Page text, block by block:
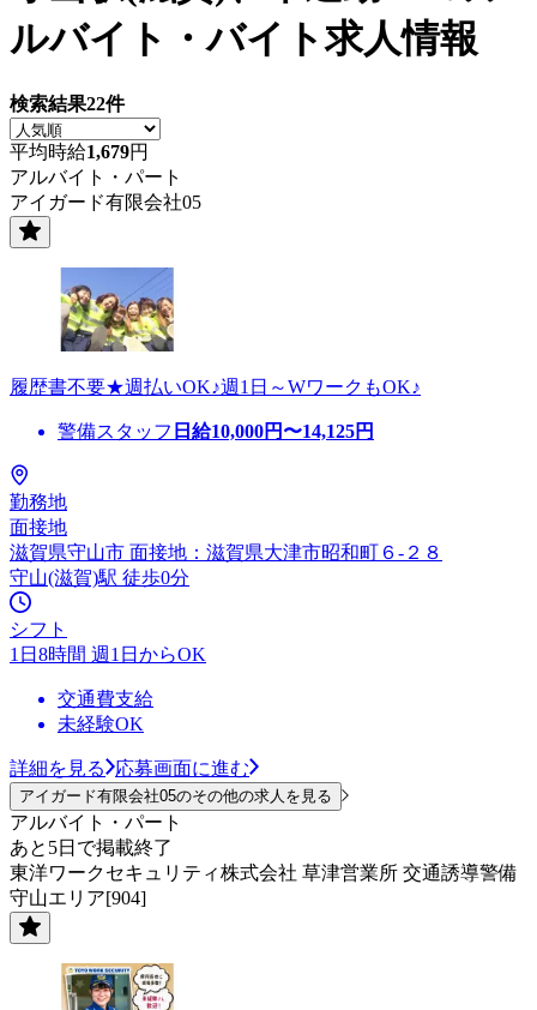
ルバイト・バイト求人情報
検索結果22件
平均時給1,679円
アルバイト・パート
アイガード有限会社05
履歴書不要★週払いOK♪週1日～WワークもOK♪
警備スタッフ 日給10,000円〜14,125円
勤務地
面接地
滋賀県守山市 面接地：滋賀県大津市昭和町６-２８
守山(滋賀)駅 徒歩0分
シフト
1日8時間 週1日からOK
交通費支給
未経験OK
詳細を見る 応募画面に進む
アイガード有限会社05のその他の求人を見る
アルバイト・パート
あと5日で掲載終了
東洋ワークセキュリティ株式会社 草津営業所 交通誘導警備
守山エリア[904]